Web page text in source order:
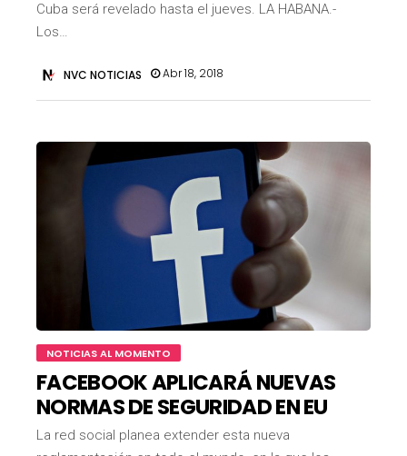
Cuba será revelado hasta el jueves. LA HABANA.-
Los…
NVC NOTICIAS Abr 18, 2018
NOTICIAS AL MOMENTO
FACEBOOK APLICARÁ NUEVAS
NORMAS DE SEGURIDAD EN EU
La red social planea extender esta nueva